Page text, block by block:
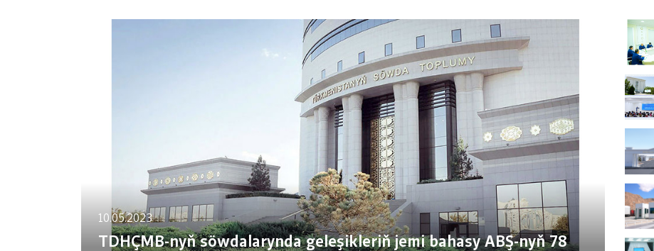
10.05.2023
TDHÇMB-nyň söwdalarynda geleşikleriň jemi bahasy ABŞ-nyň 78